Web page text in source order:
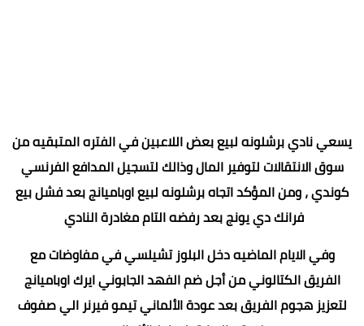
يسعي نادي برشلونه لبيع بعض اللاعبين في الفتره المتبقيه من
سوق الانتقالات لتوفير المال وذالك لتسجيل المدافع الفرنسي
كوندي ، ومن المؤكد اتجاه برشلونه لبيع اوباميانج بعد فشل بيع
فرانك دي يونج بعد رفضه التام مغادرة النادي
وفي الايام الماضيه دخل البلوز تشيلسي في مفاوضات مع
الفريق الكتالوني من أجل ضم الفهد الجابوني ايرك اوباميانج
لتعزيز هجوم الفريق بعد عودة الألماني تيمو فيرنر الي صفوف